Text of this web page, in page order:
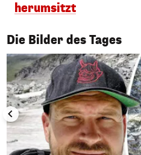
herumsitzt
Die Bilder des Tages
1/50